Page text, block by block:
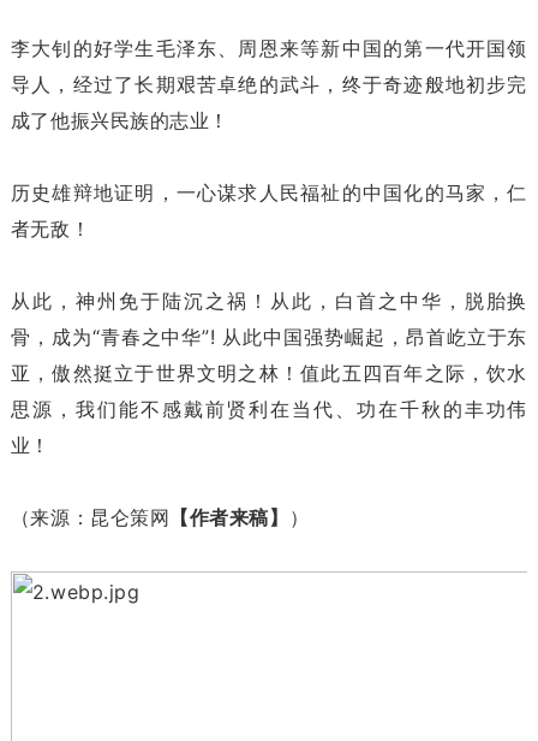
李大钊的好学生毛泽东、周恩来等新中国的第一代开国领
导人，经过了长期艰苦卓绝的武斗，终于奇迹般地初步完
成了他振兴民族的志业！
历史雄辩地证明，一心谋求人民福祉的中国化的马家，仁
者无敌！
从此，神州免于陆沉之祸！从此，白首之中华，脱胎换
骨，成为“青春之中华”! 从此中国强势崛起，昂首屹立于东
亚，傲然挺立于世界文明之林！值此五四百年之际，饮水
思源，我们能不感戴前贤利在当代、功在千秋的丰功伟
业！
（来源：昆仑策网 【作者来稿】 ）